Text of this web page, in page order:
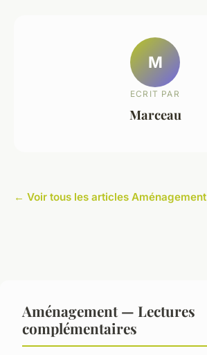
M
ECRIT PAR
Marceau
← Voir tous les articles Aménagement
Aménagement — Lectures
complémentaires